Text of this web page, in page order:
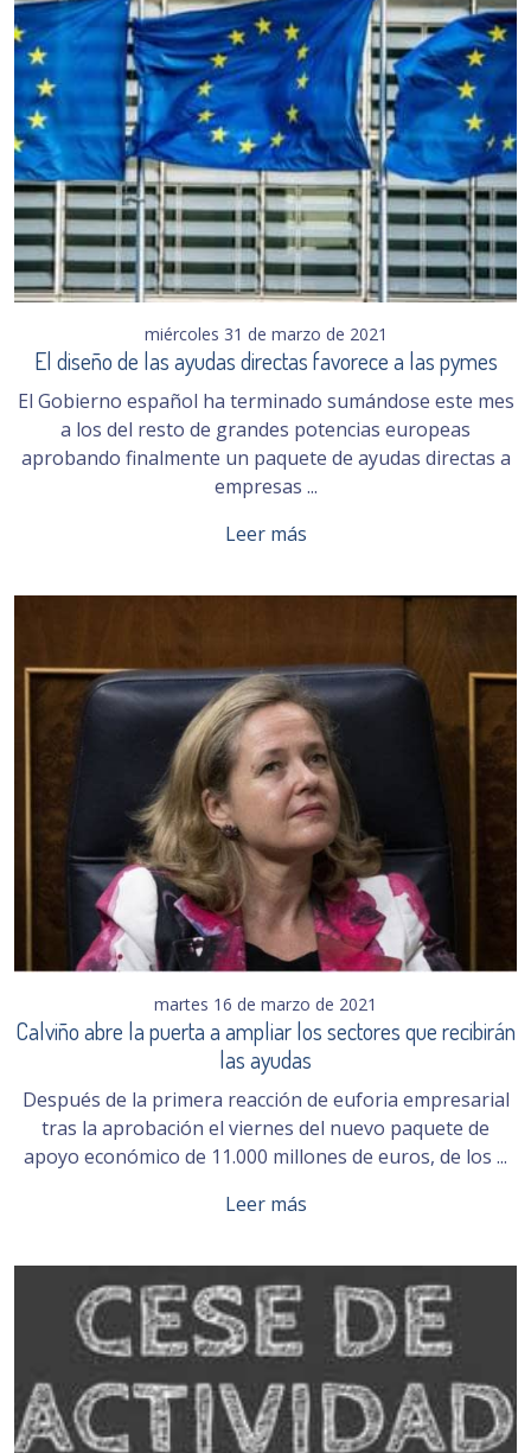
miércoles 31 de marzo de 2021
El diseño de las ayudas directas favorece a las pymes
El Gobierno español ha terminado sumándose este mes
a los del resto de grandes potencias europeas
aprobando finalmente un paquete de ayudas directas a
empresas ...
Leer más
martes 16 de marzo de 2021
Calviño abre la puerta a ampliar los sectores que recibirán
las ayudas
Después de la primera reacción de euforia empresarial
tras la aprobación el viernes del nuevo paquete de
apoyo económico de 11.000 millones de euros, de los ...
Leer más